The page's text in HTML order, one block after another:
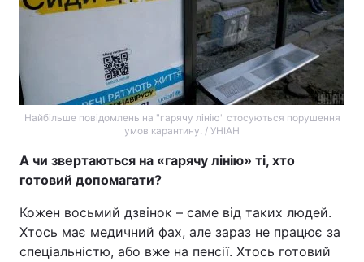
Найбільше повідомлень на "гарячу лінію" стосуються порушення
умов карантину. / УНІАН
А чи звертаються на «гарячу лінію» ті, хто
готовий допомагати?
Кожен восьмий дзвінок – саме від таких людей.
Хтось має медичний фах, але зараз не працює за
спеціальністю, або вже на пенсії. Хтось готовий